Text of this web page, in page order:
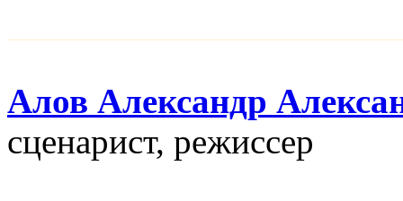
Алов Александр
сценарист, режисcер